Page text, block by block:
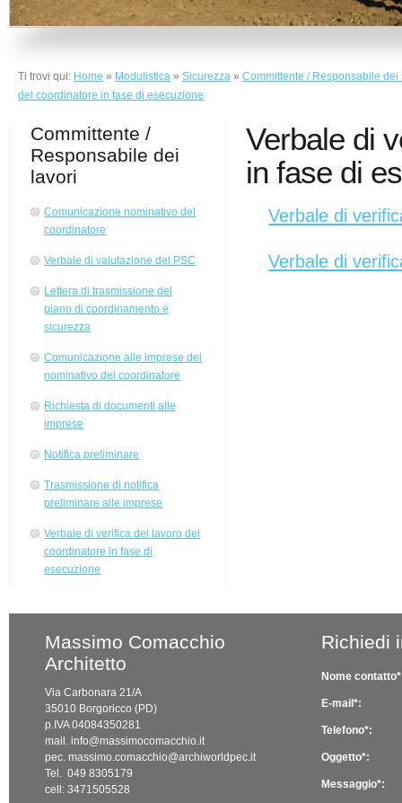
Ti trovi qui: Home » Modulistica » Sicurezza » Committente / Responsabile dei
del coordinatore in fase di esecuzione
Committente /
Responsabile dei
lavori
Comunicazione nominativo del
coordinatore
Verbale di valutazione del PSC
Lettera di trasmissione del
piano di coordinamento e
sicurezza
Comunicazione alle imprese del
nominativo del coordinatore
Richiesta di documenti alle
imprese
Notifica preliminare
Trasmissione di notifica
preliminare alle imprese
Verbale di verifica del lavoro del
coordinatore in fase di
esecuzione
Verbale di
in fase di
Verbale di
Verbale di
Massimo Comacchio
Architetto
Via Carbonara 21/A
35010 Borgoricco (PD)
p.IVA 04084350281
mail. info@massimocomacchio.it
pec. massimo.comacchio@archiworldpec.it
Tel. 049 8305179
cell: 3471505528
Richiedi
Nome
E-mail*:
Telefono*:
Oggetto*:
Messaggio*: